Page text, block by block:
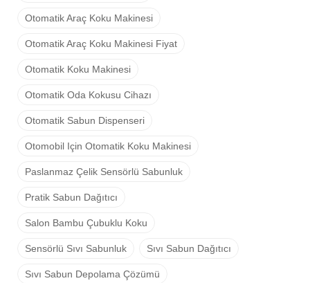
Otomatik Araç Koku Makinesi
Otomatik Araç Koku Makinesi Fiyat
Otomatik Koku Makinesi
Otomatik Oda Kokusu Cihazı
Otomatik Sabun Dispenseri
Otomobil Için Otomatik Koku Makinesi
Paslanmaz Çelik Sensörlü Sabunluk
Pratik Sabun Dağıtıcı
Salon Bambu Çubuklu Koku
Sensörlü Sıvı Sabunluk Sıvı Sabun Dağıtıcı
Sıvı Sabun Depolama Çözümü